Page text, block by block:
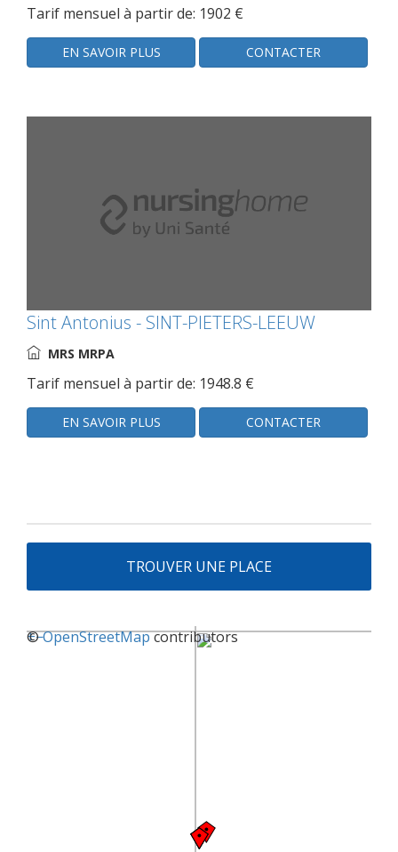
Tarif mensuel à partir de: 1902 €
EN SAVOIR PLUS CONTACTER
Sint Antonius - SINT-PIETERS-LEEUW
MRS MRPA
Tarif mensuel à partir de: 1948.8 €
EN SAVOIR PLUS CONTACTER
TROUVER UNE PLACE
+−
©OpenStreetMapcontributors